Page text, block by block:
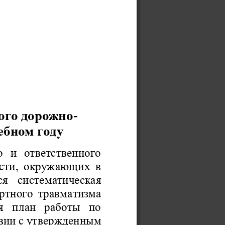
дорожно-
году
ответственного
окружающих в
систематическая
травматизма
план  работы  по
с утвержденным